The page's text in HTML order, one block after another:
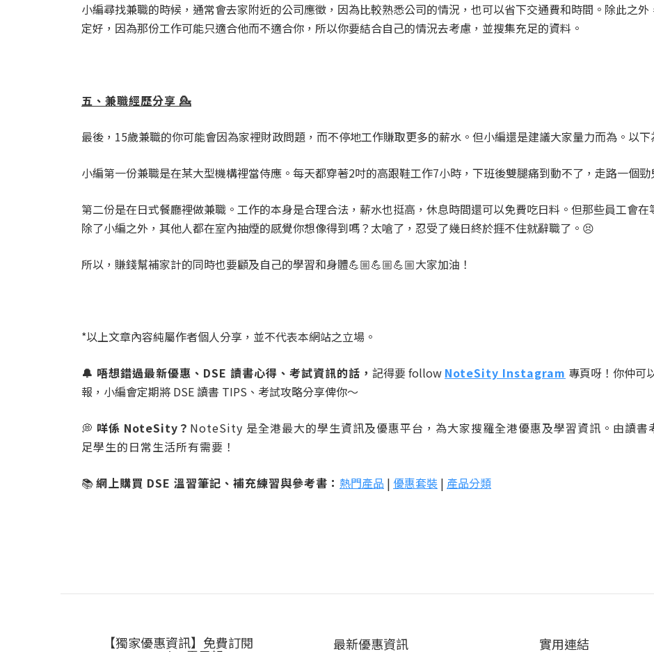
小編尋找兼職的時候，通常會去家附近的公司應徵，因為比較熟悉公司的情況，也可以省下交通費和時間。除此之
定好，因為那份工作可能只適合他而不適合你，所以你要結合自己的情況去考慮，並搜集充足的資料。
五、兼職經歷分享 💁
最後，15歲兼職的你可能會因為家裡財政問題，而不停地工作賺取更多的薪水。但小編還是建議大家量力而為。以
小編第一份兼職是在某大型機構裡當侍應。每天都穿著2吋的高跟鞋工作7小時，下班後雙腿痛到動不了，走路一個勁
第二份是在日式餐廳裡做兼職。工作的本身是合理合法，薪水也挺高，休息時間還可以免費吃日料。但那些員工會
除了小編之外，其他人都在室內抽煙的感覺你想像得到嗎？太嗆了，忍受了幾日終於捱不住就辭職了。😣
所以，賺錢幫補家計的同時也要顧及自己的學習和身體💪🏼💪🏼💪🏼大家加油！
*以上文章內容純屬作者個人分享，並不代表本網站之立場。
🔔 唔想錯過最新優惠、DSE 讀書心得、考試資訊的話， 記得要 follow NoteSity Instagram 專頁呀！你仲可
報，小編會定期將 DSE 讀書 TIPS、考試攻略分享俾你～
💭 咩係 NoteSity？ NoteSity 是全港最大的學生資訊及優惠平台，為大家搜羅全港優惠及學習資訊。由讀書
足學生的日常生活所有需要！
📚網上購買 DSE 溫習筆記、補充練習與參考書： 熱門產品 | 優惠套裝 | 產品分類
【獨家優惠資訊】免費訂閱 最新優惠資訊 實用連結